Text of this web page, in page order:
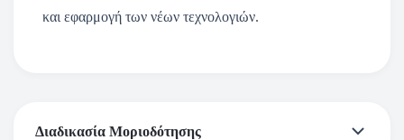
και εφαρμογή των νέων τεχνολογιών.
Διαδικασία Μοριοδότησης